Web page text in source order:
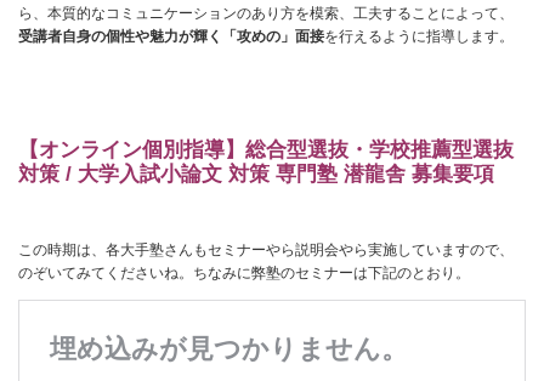
ら、本質的なコミュニケーションのあり方を模索、工夫することによって、
受講者自身の個性や魅力が輝く「攻めの」面接を行えるように指導します。
【オンライン個別指導】総合型選抜・学校推薦型選抜
対策 / 大学入試小論文 対策 専門塾 潜龍舎 募集要項
この時期は、各大手塾さんもセミナーやら説明会やら実施していますので、
のぞいてみてくださいね。ちなみに弊塾のセミナーは下記のとおり。